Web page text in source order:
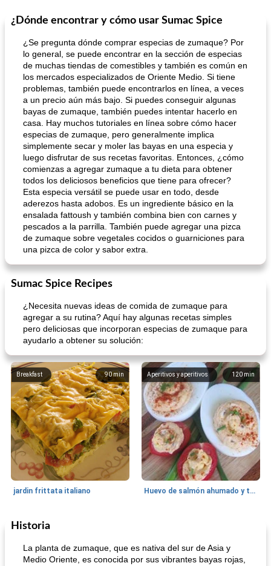
¿Dónde encontrar y cómo usar Sumac Spice
¿Se pregunta dónde comprar especias de zumaque? Por
lo general, se puede encontrar en la sección de especias
de muchas tiendas de comestibles y también es común en
los mercados especializados de Oriente Medio. Si tiene
problemas, también puede encontrarlos en línea, a veces
a un precio aún más bajo. Si puedes conseguir algunas
bayas de zumaque, también puedes intentar hacerlo en
casa. Hay muchos tutoriales en línea sobre cómo hacer
especias de zumaque, pero generalmente implica
simplemente secar y moler las bayas en una especia y
luego disfrutar de sus recetas favoritas. Entonces, ¿cómo
comienzas a agregar zumaque a tu dieta para obtener
todos los deliciosos beneficios que tiene para ofrecer?
Esta especia versátil se puede usar en todo, desde
aderezos hasta adobos. Es un ingrediente básico en la
ensalada fattoush y también combina bien con carnes y
pescados a la parrilla. También puede agregar una pizca
de zumaque sobre vegetales cocidos o guarniciones para
una pizca de color y sabor extra.
Sumac Spice Recipes
¿Necesita nuevas ideas de comida de zumaque para
agregar a su rutina? Aquí hay algunas recetas simples
pero deliciosas que incorporan especias de zumaque para
ayudarlo a obtener su solución:
90 min
Breakfast
jardin frittata italiano
120 min
Aperitivos y aperitivos
Huevo de salmón ahumado y tomates rellenos.
Bebidas
Historia
La planta de zumaque, que es nativa del sur de Asia y
Medio Oriente, es conocida por sus vibrantes bayas rojas,